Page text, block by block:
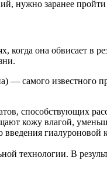
нужно заранее
она обвисает в
— самого известного
способствующих
кожу влагой,
технологии. В